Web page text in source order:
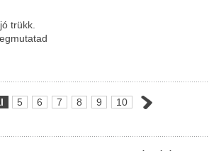
trükk.
5 6 7 8 9 10